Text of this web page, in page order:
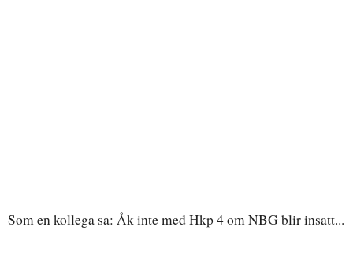
Som en kollega sa: Åk inte med Hkp 4 om NBG blir insatt...